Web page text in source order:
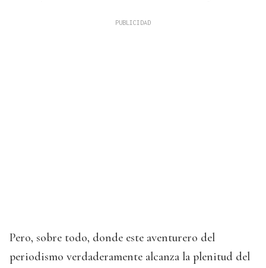
Pero, sobre todo, donde este aventurero del
periodismo verdaderamente alcanza la plenitud del